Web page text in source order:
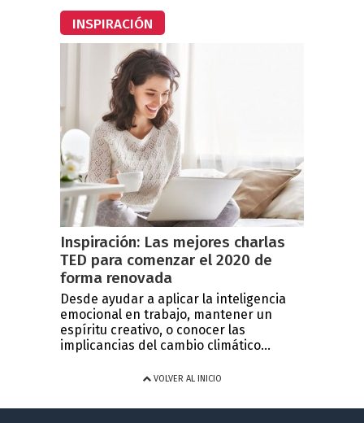
INSPIRACIÓN
Inspiración: Las mejores charlas
TED para comenzar el 2020 de
forma renovada
Desde ayudar a aplicar la inteligencia
emocional en trabajo, mantener un
espíritu creativo, o conocer las
implicancias del cambio climático...
VOLVER AL INICIO